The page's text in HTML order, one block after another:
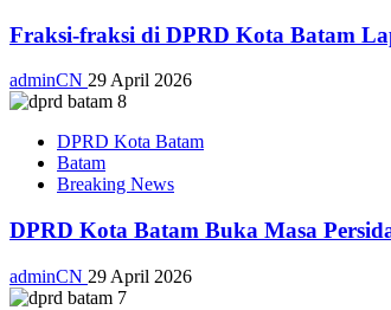
Fraksi-fraksi di DPRD Kota Batam
adminCN 29 April 2026
DPRD Kota Batam
Batam
Breaking News
DPRD Kota Batam Buka Masa
adminCN 29 April 2026